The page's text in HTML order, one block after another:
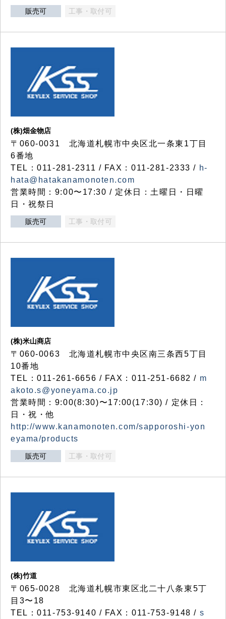
販売可 工事・取付可
(株)畑金物店
〒060-0031 北海道札幌市中央区北一条東1丁目
6番地
TEL：011-281-2311 / FAX：011-281-2333 / h-
hata@hatakanamonoten.com
営業時間：9:00〜17:30 / 定休日：土曜日・日曜
日・祝祭日
販売可 工事・取付可
(株)米山商店
〒060-0063 北海道札幌市中央区南三条西5丁目
10番地
TEL：011-261-6656 / FAX：011-251-6682 / m
akoto.s@yoneyama.co.jp
営業時間：9:00(8:30)〜17:00(17:30) / 定休日：
日・祝・他
http://www.kanamonoten.com/sapporoshi-yon
eyama/products
販売可 工事・取付可
(株)竹道
〒065-0028 北海道札幌市東区北二十八条東5丁
目3〜18
TEL：011-753-9140 / FAX：011-753-9148 / s